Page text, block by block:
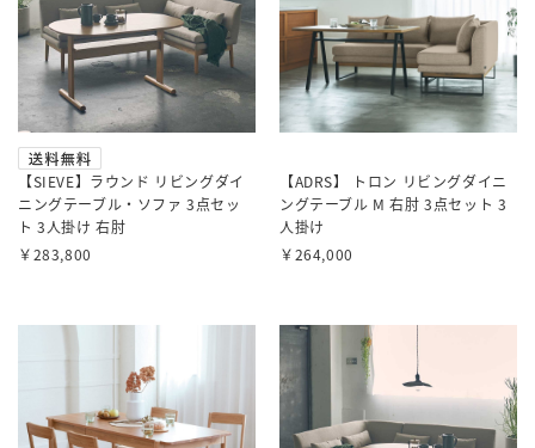
【SIEVE】ラウンド リビングダイ
ニングテーブル・ソファ 3点セッ
ト 3人掛け 右肘
￥283,800
【ADRS】 トロン リビングダイニ
ングテーブル M 右肘 3点セット 3
人掛け
￥264,000